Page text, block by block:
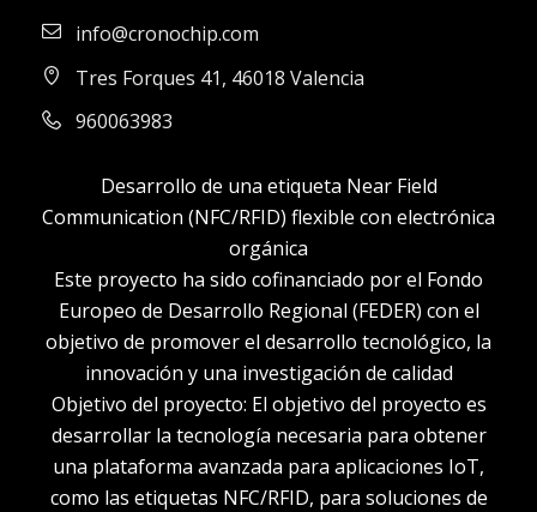
info@cronochip.com
Tres Forques 41, 46018 Valencia
960063983
Desarrollo de una etiqueta Near Field
Communication (NFC/RFID) flexible con electrónica
orgánica
Este proyecto ha sido cofinanciado por el Fondo
Europeo de Desarrollo Regional (FEDER) con el
objetivo de promover el desarrollo tecnológico, la
innovación y una investigación de calidad
Objetivo del proyecto: El objetivo del proyecto es
desarrollar la tecnología necesaria para obtener
una plataforma avanzada para aplicaciones IoT,
como las etiquetas NFC/RFID, para soluciones de